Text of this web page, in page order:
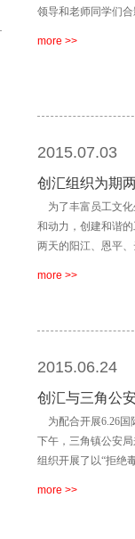
领导和老师同学们
more >>
2015.07.03
创汇组织为期
为了丰富员工文化
和动力，创建和谐
两天的阳江、恩平
more >>
2015.06.24
创汇与三角公
为配合开展6.26国
下午，三角镇公安
组织开展了以“拒绝
more >>